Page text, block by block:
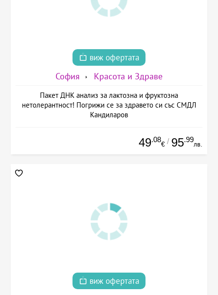
виж офертата
София Красота и Здраве
Пакет ДНК анализ за лактозна и фруктозна
нетолерантност! Погрижи се за здравето си със СМДЛ
Кандиларов
49.08
€ / 95.99
лв.
виж офертата